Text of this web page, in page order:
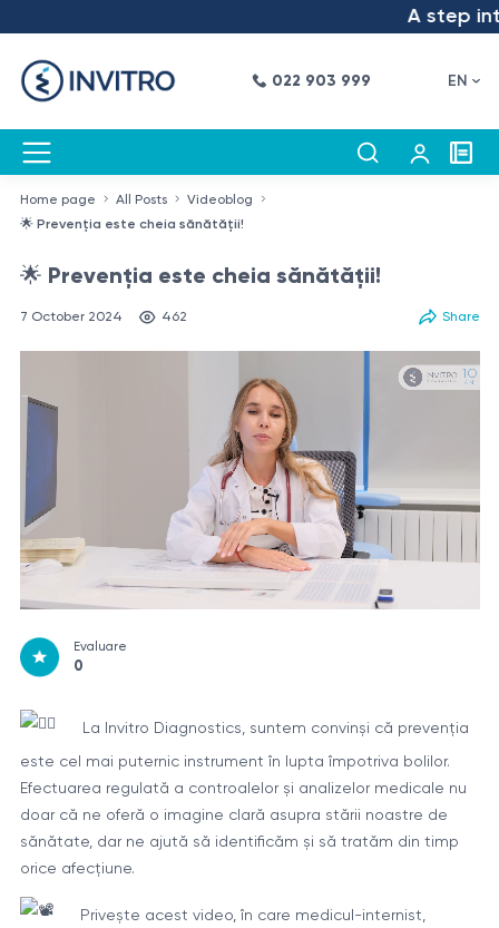
A step into
022 903 999 EN
Home page All Posts
Videoblog
🌟 Prevenția este cheia sănătății!
🌟 Prevenția este cheia sănătății!
7 October 2024 462 Share
Evaluare
0
La Invitro Diagnostics, suntem convinși că prevenția
este cel mai puternic instrument în lupta împotriva bolilor.
Efectuarea regulată a controalelor și analizelor medicale nu
doar că ne oferă o imagine clară asupra stării noastre de
sănătate, dar ne ajută să identificăm și să tratăm din timp
orice afecțiune.
Privește acest video, în care medicul-internist,